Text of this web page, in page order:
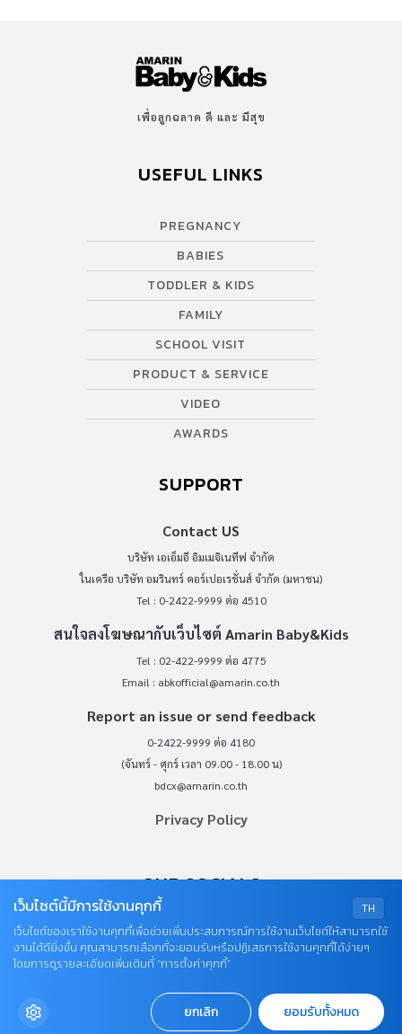
เพื่อลูกฉลาด ดี และ มีสุข
USEFUL LINKS
PREGNANCY
BABIES
TODDLER & KIDS
FAMILY
SCHOOL VISIT
PRODUCT & SERVICE
VIDEO
AWARDS
SUPPORT
Contact US
บริษัท เอเอ็มอี อิมเมจิเนทีฟ จำกัด
ในเครือ บริษัท อมรินทร์ คอร์เปอเรชั่นส์ จำกัด (มหาชน)
Tel : 0-2422-9999 ต่อ 4510
สนใจลงโฆษณากับเว็บไซต์ Amarin Baby&Kids
Tel : 02-422-9999 ต่อ 4775
Email : abkofficial@amarin.co.th
Report an issue or send feedback
0-2422-9999 ต่อ 4180
(จันทร์ - ศุกร์ เวลา 09.00 - 18.00 น)
bdcx@amarin.co.th
Privacy Policy
OUR SOCIALS
© COPYRIGHT 2026
AME IMAGINATIVE COMPANY LIMITED.
TH
เว็บไซต์นี้มีการใช้งานคุกกี้
เว็บไซต์ของเราใช้งานคุกกี้เพื่อช่วยเพิ่มประสบการณ์การใช้งานเว็บไซต์ให้สามารถใช้
งานได้ดียิ่งขึ้น คุณสามารถเลือกที่จะยอมรับหรือปฏิเสธการใช้งานคุกกี้ได้ง่ายๆ
โดยการดูรายละเอียดเพิ่มเติมที่ “การตั้งค่าคุกกี้”
ยกเลิก ยอมรับทั้งหมด